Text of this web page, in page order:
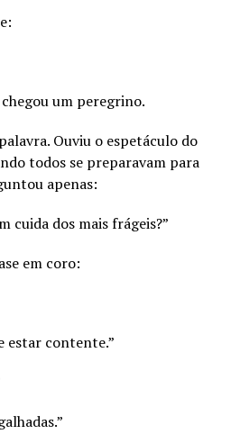
um peregrino.
Ouviu o espetáculo do
todos se preparavam para
apenas:
cuida dos mais frágeis?”
em coro:
estar contente.”